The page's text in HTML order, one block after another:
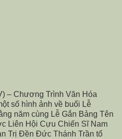
– Chương Trình Văn Hóa
số hình ảnh về buổi Lễ
năm cùng Lễ Gắn Bảng Tên
Liên Hội Cựu Chiến Sĩ Nam
Trị Đền Đức Thánh Trần tổ